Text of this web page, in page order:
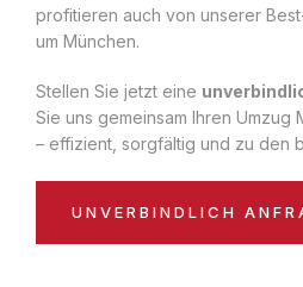
profitieren auch von unserer
um München.
Stellen Sie jetzt eine
Sie uns gemeinsam Ihren Umzug
– effizient, sorgfältig und zu den
UNVERBINDLICH